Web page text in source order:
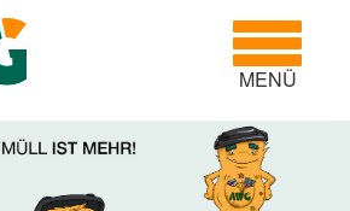
Toggle
MENÜ